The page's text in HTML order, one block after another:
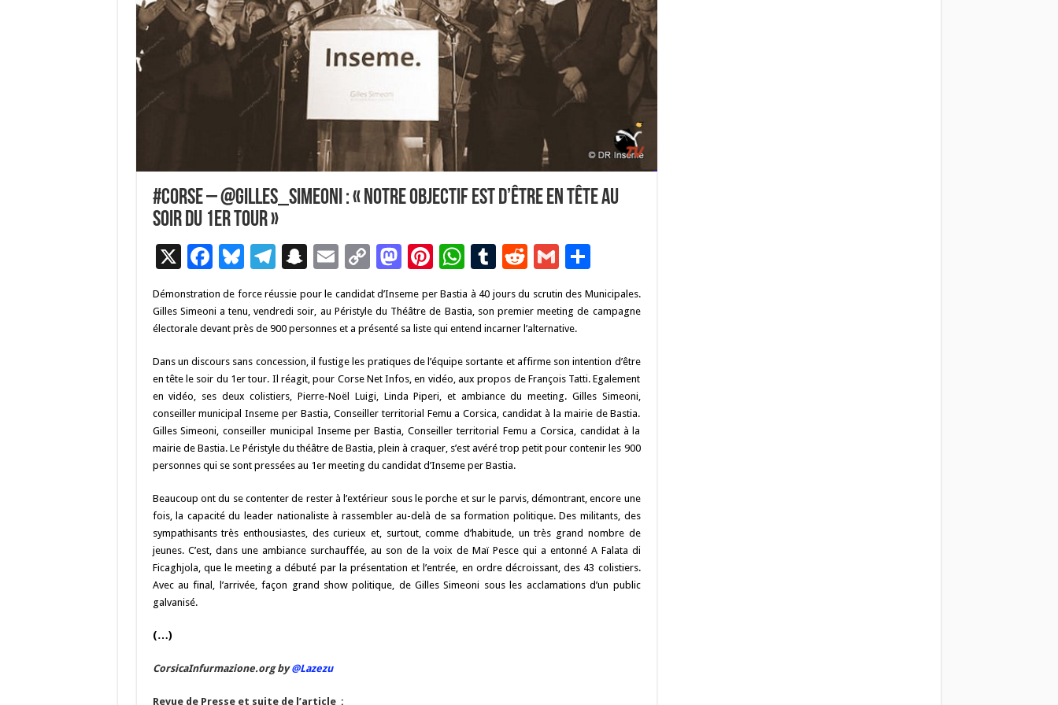
#Corse – @Gilles_Simeoni : « Notre objectif est d’être en tête au
soir du 1er tour »
X F
ac
e
b
o
o
k
Bl
es
ky
T
el
e
gr
a
m
S
a
p
c
h
at
E
m
ai
l
C
o
p
y
Li
n
k
M
to
d
o
n
Pi
er
es
t
W
h
at
sA
p
p
T
m
bl
r
R
d
di
t
G
m
ai
l
P
ar
ta
er
Démonstration de force réussie pour le candidat d’Inseme per Bastia à 40 jours du scrutin des Municipales.
Gilles Simeoni a tenu, vendredi soir, au Péristyle du Théâtre de Bastia, son premier meeting de campagne
électorale devant près de 900 personnes et a présenté sa liste qui entend incarner l’alternative.
Dans un discours sans concession, il fustige les pratiques de l’équipe sortante et affirme son intention d’être
en tête le soir du 1er tour. Il réagit, pour Corse Net Infos, en vidéo, aux propos de François Tatti. Egalement
en vidéo, ses deux colistiers, Pierre-Noël Luigi, Linda Piperi, et ambiance du meeting. Gilles Simeoni,
conseiller municipal Inseme per Bastia, Conseiller territorial Femu a Corsica, candidat à la mairie de Bastia.
Gilles Simeoni, conseiller municipal Inseme per Bastia, Conseiller territorial Femu a Corsica, candidat à la
mairie de Bastia. Le Péristyle du théâtre de Bastia, plein à craquer, s’est avéré trop petit pour contenir les 900
personnes qui se sont pressées au 1er meeting du candidat d’Inseme per Bastia.
Beaucoup ont du se contenter de rester à l’extérieur sous le porche et sur le parvis, démontrant, encore une
fois, la capacité du leader nationaliste à rassembler au-delà de sa formation politique. Des militants, des
sympathisants très enthousiastes, des curieux et, surtout, comme d’habitude, un très grand nombre de
jeunes. C’est, dans une ambiance surchauffée, au son de la voix de Maï Pesce qui a entonné A Falata di
Ficaghjola, que le meeting a débuté par la présentation et l’entrée, en ordre décroissant, des 43 colistiers.
Avec au final, l’arrivée, façon grand show politique, de Gilles Simeoni sous les acclamations d’un public
galvanisé.
(…)
CorsicaInfurmazione.org by@Lazezu
Revue de Presse et suite de l’article :